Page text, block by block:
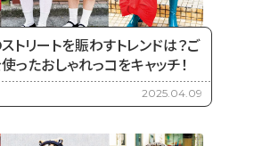
トリートを賑わすトレンドは？ご
ったおしゃれっコをキャッチ！
2025.04.09